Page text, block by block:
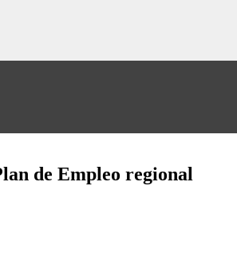
de Empleo regional